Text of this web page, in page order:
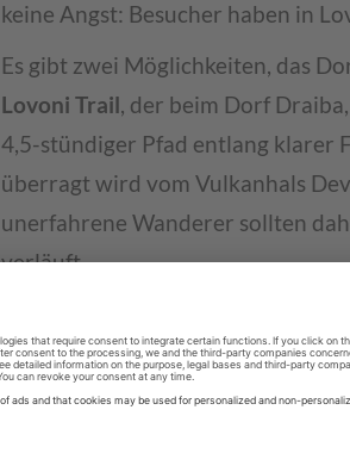
keine Angst: Besucher haben in
Es gibt zwei Möglichkeiten, das
Lovoni Trail, der beim Dorf
4,5-stündiger Pfad entlang klarer
überragt wird vom Vulkanhals
unerfahrene Wanderer sollten
verläuft.